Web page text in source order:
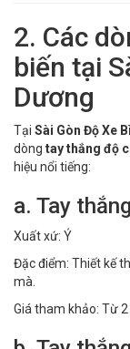
2. Các
biến tại
Dương
Tại Sài Gòn Độ Xe
dòng tay thắng độ
hiệu nổi tiếng:
a. Tay
Xuất xứ: Ý
Đặc điểm: Thiết kế
mà.
Giá tham khảo: Từ